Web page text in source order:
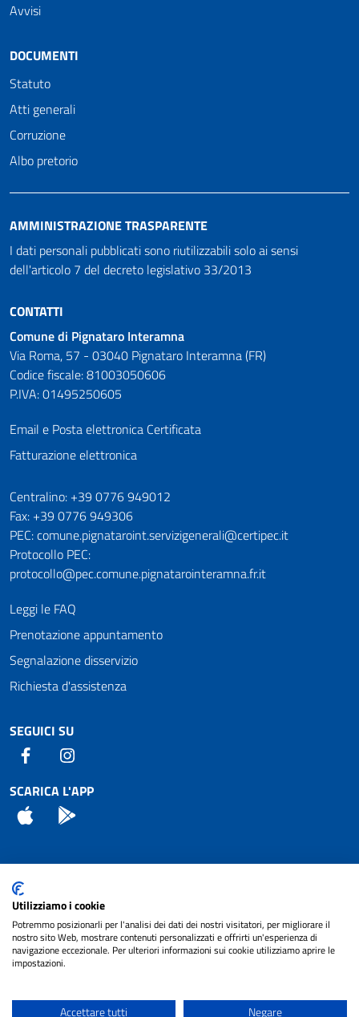
Avvisi
DOCUMENTI
Statuto
Atti generali
Corruzione
Albo pretorio
AMMINISTRAZIONE TRASPARENTE
I dati personali pubblicati sono riutilizzabili solo ai sensi
dell'articolo 7 del decreto legislativo 33/2013
CONTATTI
Comune di Pignataro Interamna
Via Roma, 57 - 03040 Pignataro Interamna (FR)
Codice fiscale: 81003050606
P.IVA: 01495250605
Email e Posta elettronica Certificata
Fatturazione elettronica
Numeri utili
Centralino: +39 0776 949012
Fax: +39 0776 949306
PEC: comune.pignataroint.servizigenerali@certipec.it
Protocollo PEC:
protocollo@pec.comune.pignatarointeramna.fr.it
Leggi le FAQ
Prenotazione appuntamento
Segnalazione disservizio
Richiesta d'assistenza
SEGUICI SU
Facebook
SCARICA L'APP
App Store
Attuazione Misure PNRR
Piano di miglioramento del sito
cura diNET SMART
Utilizziamo i cookie
Potremmo posizionarli per l'analisi dei dati dei nostri visitatori, per migliorare il
nostro sito Web, mostrare contenuti personalizzati e offrirti un'esperienza di
navigazione eccezionale. Per ulteriori informazioni sui cookie utilizziamo aprire le
impostazioni.
Accettare tutti Negare